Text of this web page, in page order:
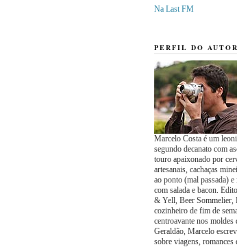
Na Last FM
PERFIL DO AUTOR
Marcelo Costa é um
segundo decanato com
touro apaixonado por
artesanais, cachaças
ao ponto (mal passada) e
com salada e bacon.
& Yell, Beer Sommelier,
cozinheiro de fim de
centroavante nos moldes
Geraldão, Marcelo
sobre viagens, romances